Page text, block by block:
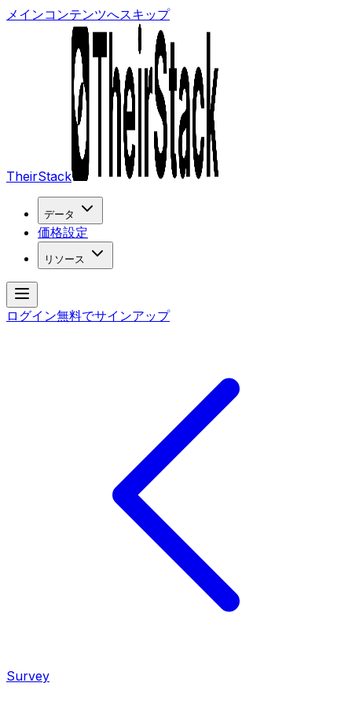
メインコンテンツへスキップ
TheirStack
データ
価格設定
リソース
ログイン無料でサインアップ
Survey